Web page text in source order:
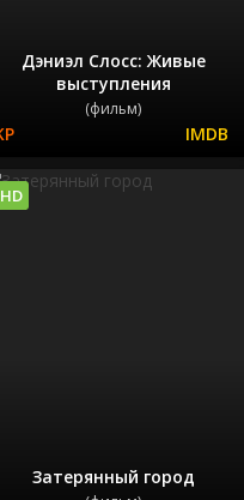
Дэниэл Слосс: Живые
выступления
(фильм)
Затерянный город
HD